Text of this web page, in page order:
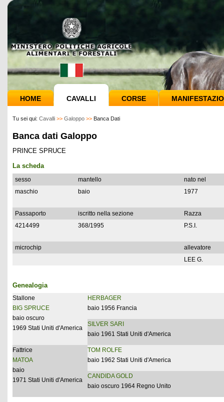
HOME CAVALLI CORSE
Tu sei qui: Cavalli >> Galoppo >> Banca Dati
Banca dati Galoppo
PRINCE SPRUCE
La scheda
sesso mantello
nato nel
maschio
baio 1977
Passaporto iscritto nella sezione
Razza
4214499
368/1995 P.S.I.
microchip
allevatore
LEE G.
Genealogia
Stallone
BIG SPRUCE
baio oscuro
1969 Stati Uniti d'America
HERBAGER
baio 1956 Francia
SILVER SARI
baio 1961 Stati Uniti d'America
Fattrice
MATOA
baio
1971 Stati Uniti d'America
TOM ROLFE
baio 1962 Stati Uniti d'America
CANDIDA GOLD
baio oscuro 1964 Regno Unito